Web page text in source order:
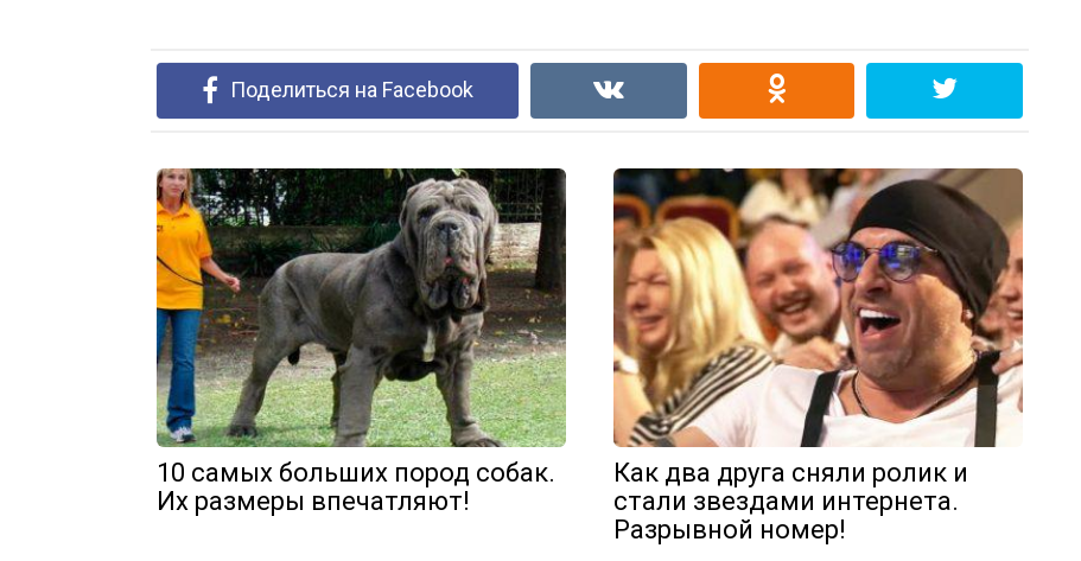
Поделиться на Facebook
10 самых больших пород собак.
Их размеры впечатляют!
Как два друга сняли ролик и
стали звездами интернета.
Разрывной номер!